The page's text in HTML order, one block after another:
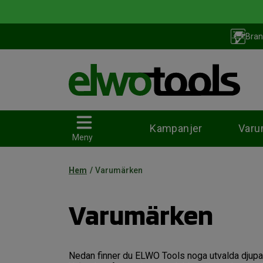
Meny
Mätinstrument
Kampanjer
Hem / Varumärken
Varumärken
Nedan finner du ELWO Tools noga utvalda